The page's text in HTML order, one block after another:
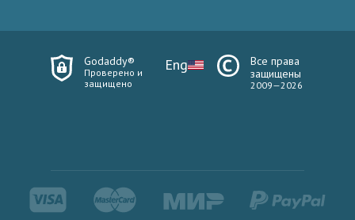
Godaddy®
Проверено и
защищено
Eng
Все права
защищены
2009—2026